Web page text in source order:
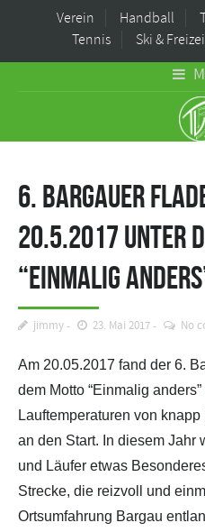
Verein Handball
Tennis
Ski &
6. Bargauer
20.5.2017 unter
“Einmalig
jimmy 23. Mai 2017 No
Am 20.05.2017 fand der 6.
dem Motto “Einmalig
Lauftemperaturen von
an den Start. In diesem Jahr
und Läufer etwas
Strecke, die reizvoll und
Ortsumfahrung Bargau